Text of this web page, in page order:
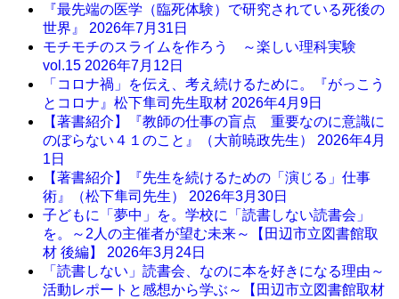
『最先端の医学（臨死体験）で研究されている死後の
世界』 2026年7月31日
モチモチのスライムを作ろう ～楽しい理科実験
vol.15 2026年7月12日
「コロナ禍」を伝え、考え続けるために。『がっこう
とコロナ』松下隼司先生取材 2026年4月9日
【著書紹介】『教師の仕事の盲点 重要なのに意識に
のぼらない４１のこと』（大前暁政先生） 2026年4月
1日
【著書紹介】『先生を続けるための「演じる」仕事
術』（松下隼司先生） 2026年3月30日
子どもに「夢中」を。学校に「読書しない読書会」
を。～2人の主催者が望む未来～【田辺市立図書館取
材 後編】 2026年3月24日
「読書しない」読書会、なのに本を好きになる理由～
活動レポートと感想から学ぶ～【田辺市立図書館取材